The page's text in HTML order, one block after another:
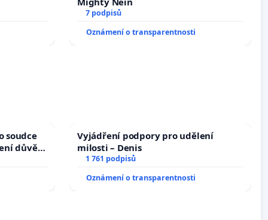
7 podpisů
Oznámení o transparentnosti
soudce
důvěry
Vyjádření podpory pro udělení
milosti – Denis
1 761 podpisů
Oznámení o transparentnosti